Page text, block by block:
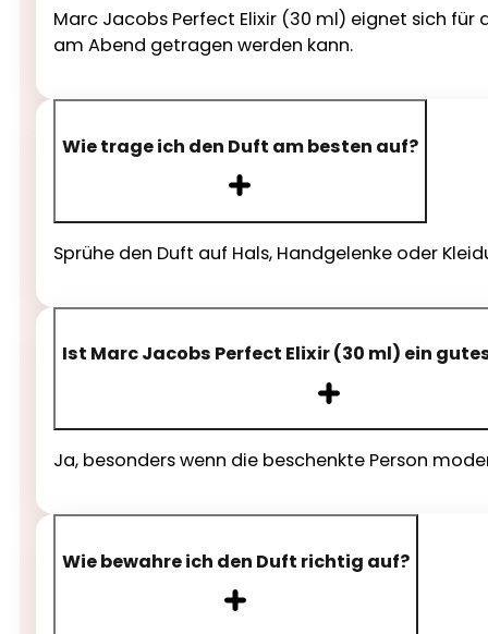
Marc Jacobs Perfect Elixir (30 ml) eignet sich
am Abend getragen werden kann.
Wie trage ich den Duft am besten auf?
Sprühe den Duft auf Hals, Handgelenke oder
Ist Marc Jacobs Perfect Elixir (30 ml) ein
Ja, besonders wenn die beschenkte Person
Wie bewahre ich den Duft richtig auf?